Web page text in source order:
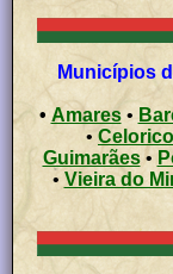
Municípios
• Amares•
•
Guimarães•
• Vieira do